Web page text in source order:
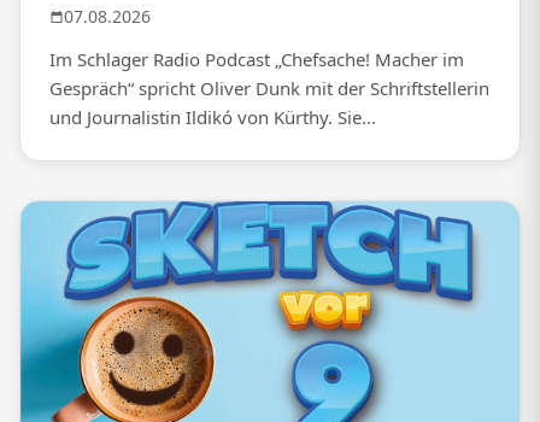
07.08.2026
Im Schlager Radio Podcast „Chefsache! Macher im
Gespräch“ spricht Oliver Dunk mit der Schriftstellerin
und Journalistin Ildikó von Kürthy. Sie...